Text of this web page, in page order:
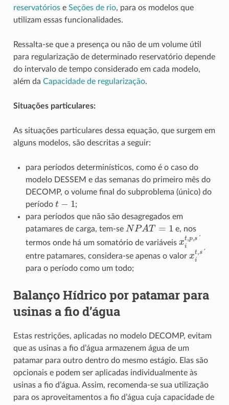
reservatóriose Seções de rio, para os modelos que
utilizam essas funcionalidades.
Ressalta-se que a presença ou não de um volume útil
para regularização de determinado reservatório depende
do intervalo de tempo considerado em cada modelo,
além da Capacidade de regularização.
Situações particulares:
As situações particulares dessa equação, que surgem em
alguns modelos, são descritas a seguir:
para períodos determinísticos, como é o caso do
modelo DESSEM e das semanas do primeiro mês do
DECOMP, o volume final do subproblema (único) do
período t
;
para períodos que não são desagregados em
patamares de carga, tem-se NPA T=
e, nos
termos onde há um somatório de variáveis
it,p, s
´
entre patamares, considera-se apenas o valor it,s
´
para o período como um todo;
Balanço Hídrico por patamar para
usinas a fio d’água
Estas restrições, aplicadas no modelo DECOMP, evitam
que as usinas a fio d’água armazenem água de um
patamar para outro dentro do mesmo estágio. Elas são
opcionais e podem ser aplicadas individualmente às
usinas a fio d’água. Assim, recomenda-se sua utilização
para os aproveitamentos a fio d’água cuja capacidade de